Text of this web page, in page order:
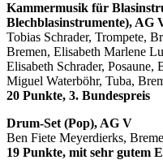
Kammermusik für
Blechblasinstrumente), AG
Tobias Schrader, Trompete,
Bremen, Elisabeth Marlene
Elisabeth Schrader, Posaune,
Miguel Waterböhr, Tuba,
20 Punkte, 3. Bundespreis
Drum-Set (Pop), AG V
Ben Fiete Meyerdierks,
19 Punkte, mit sehr gutem